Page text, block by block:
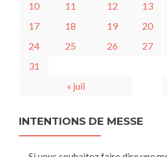
10
11 12 13
17
18 19 20
24
25 26 27
31
« juil
INTENTIONS DE MESSE